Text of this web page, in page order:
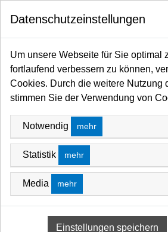
Startseite Leuchtmittel / Fassungen
OSRAM HTI 1200W/SE
100V, 1200W, Sockel
GY22 vgl. MSR 1200 SA
Art-Nr.: OSHTI 1200W/SE XS
BESCHREIBUNG
Halogen-Metalldampflampe, einseitig gesockelt.
Film- und TV-Produktion (höhere Watt-
Datenschutzeinstellungen
Um unsere Webseite für Sie optimal
fortlaufend verbessern zu können,
Cookies. Durch die weitere Nutzung
stimmen Sie der Verwendung von
Notwendig mehr
Statistik mehr
Media mehr